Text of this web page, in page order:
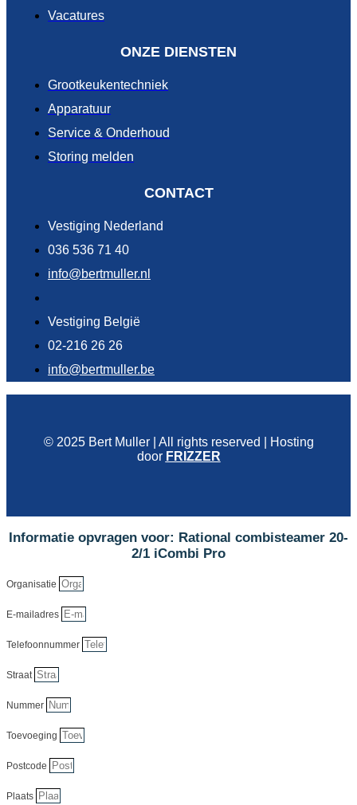
Vacatures
ONZE DIENSTEN
Grootkeukentechniek
Apparatuur
Service & Onderhoud
Storing melden
CONTACT
Vestiging Nederland
036 536 71 40
info@bertmuller.nl
Vestiging België
02-216 26 26
info@bertmuller.be
© 2025 Bert Muller | All rights reserved | Hosting
door FRIZZER
Informatie opvragen voor: Rational combisteamer 20-
2/1 iCombi Pro
Organisatie
E-mailadres
Telefoonnummer
Straat
Nummer
Toevoeging
Postcode
Plaats